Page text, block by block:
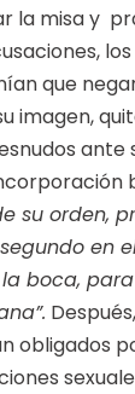
la misa y
que
imagen,
ante
su orden,
en
boca,
obligados